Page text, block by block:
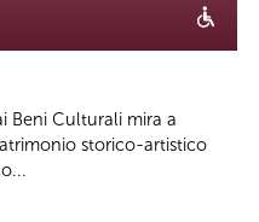
Beni Culturali mira a
storico-artistico